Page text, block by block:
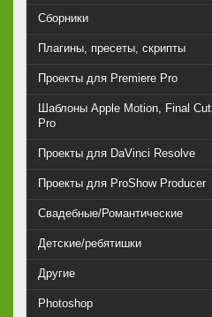
Сборники
Плагины, пресеты, скрипты
Проекты для Premiere Pro
Шаблоны Apple Motion, Final Cut
Pro
Проекты для DaVinci Resolve
Проекты для ProShow Producer
Свадебные/Романтические
Детские/ребятишки
Другие
Photoshop